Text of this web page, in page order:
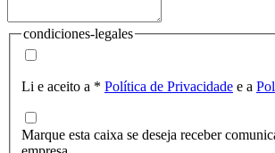
condiciones-legales
Li e aceito a * Política de Privacidade e a
Marque esta caixa se deseja receber